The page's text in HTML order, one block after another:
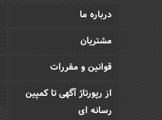
درباره ما
مشتریان
قوانین و مقررات
از رپورتاژ آگهی تا کمپین
رسانه ای